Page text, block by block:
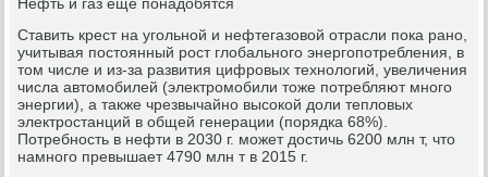
Ставить крест на угольной и нефтегазовой отрасли пока рано,
учитывая постоянный рост глобального энергопотребления, в
том числе и из-за развития цифровых технологий, увеличения
числа автомобилей (электромобили тоже потребляют много
энергии), а также чрезвычайно высокой доли тепловых
электростанций в общей генерации (порядка 68%).
Потребность в нефти в 2030 г. может достичь 6200 млн т, что
намного превышает 4790 млн т в 2015 г.